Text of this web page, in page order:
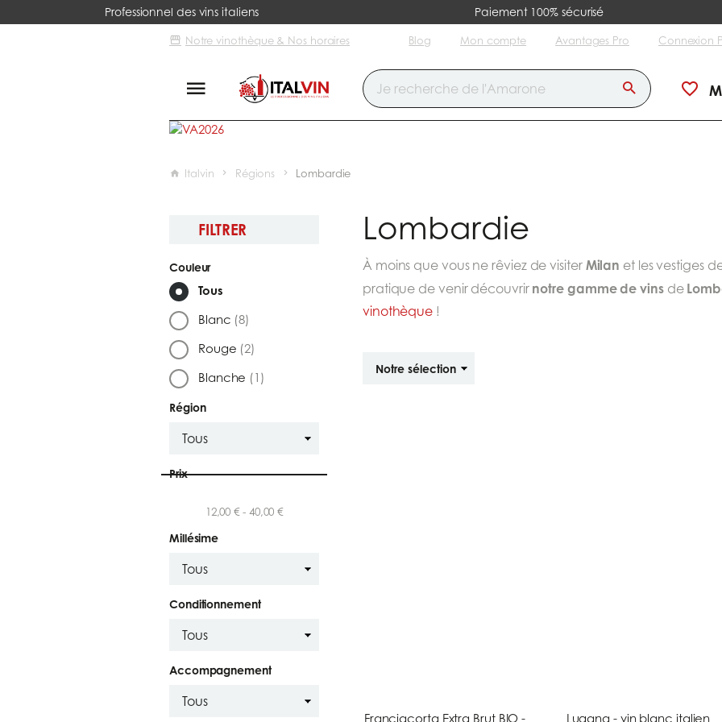
Professionnel des vins italiens Paiement 100% sécurisé
Notre vinothèque & Nos horaires Blog Mon compte Avantages Pro Connexion
Italvin Régions Lombardie
FILTRER
Couleur
Tous
Blanc (8)
Rouge (2)
Blanche (1)
Région
Prix
12,00 € - 40,00 €
Millésime
Conditionnement
Accompagnement
Lombardie
À moins que vous ne rêviez de visiter Milan et les vestiges
pratique de venir découvrir notre gamme de vins de
vinothèque !
Franciacorta Extra Brut BIO -
Lugana - vin blanc italien